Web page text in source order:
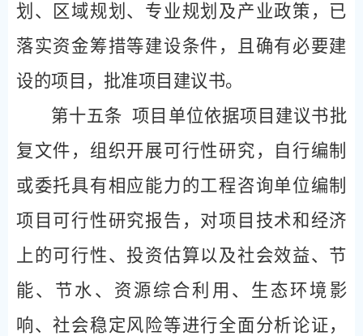
划、区域规划、专业规划及产业政策，已
落实资金筹措等建设条件，且确有必要建
设的项目，批准项目建议书。
第十五条 项目单位依据项目建议书批
复文件，组织开展可行性研究，自行编制
或委托具有相应能力的工程咨询单位编制
项目可行性研究报告，对项目技术和经济
上的可行性、投资估算以及社会效益、节
能、节水、资源综合利用、生态环境影
响、社会稳定风险等进行全面分析论证，